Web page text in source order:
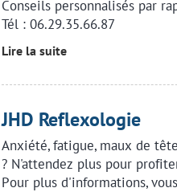
Conseils personnalisés par
Tél : 06.29.35.66.87
Lire la suite
JHD Reflexologie
Anxiété, fatigue, maux de
? N'attendez plus pour
Pour plus d'informations,